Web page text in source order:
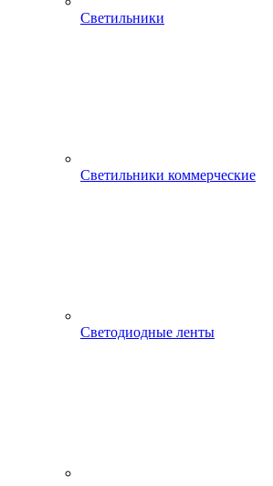
Светильники
Светильники коммерческие
Светодиодные ленты